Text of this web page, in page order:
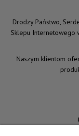
Drodzy Państwo,
Sklepu Internetowego
Naszym klientom